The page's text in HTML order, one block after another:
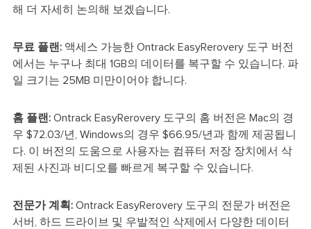
해 더 자세히 논의해 보겠습니다.
무료 플랜:액세스 가능한 Ontrack EasyRerovery 도구 버전
에서는 누구나 최대 1GB의 데이터를 복구할 수 있습니다. 파
일 크기는 25MB 미만이어야 합니다.
홈 플랜:Ontrack EasyRerovery 도구의 홈 버전은 Mac의 경
우 $72.03/년, Windows의 경우 $66.95/년과 함께 제공됩니
다. 이 버전의 도움으로 사용자는 컴퓨터 저장 장치에서 삭
제된 사진과 비디오를 빠르게 복구할 수 있습니다.
전문가 계획:Ontrack EasyRerovery 도구의 전문가 버전은
서버, 하드 드라이브 및 우발적인 삭제에서 다양한 데이터